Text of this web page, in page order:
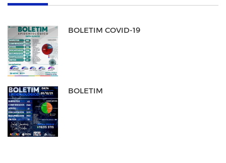
BOLETIM COVID-19
BOLETIM